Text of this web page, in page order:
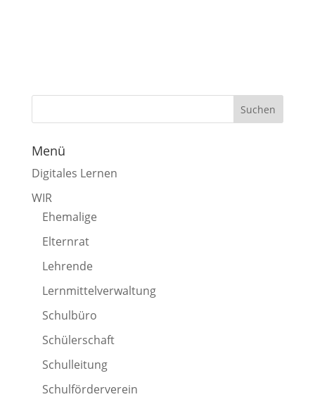
Menü
Digitales Lernen
WIR
Ehemalige
Elternrat
Lehrende
Lernmittelverwaltung
Schulbüro
Schülerschaft
Schulleitung
Schulförderverein